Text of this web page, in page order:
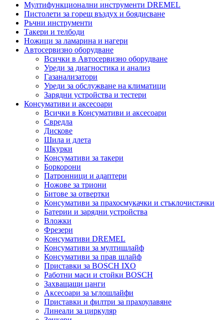
Мултифункционални инструменти DREMEL
Пистолети за горещ въздух и боядисване
Ръчни инструменти
Такери и телбоди
Ножици за ламарина и нагери
Автосервизно оборудване
Всички в Автосервизно оборудване
Уреди за диагностика и анализ
Газанализатори
Уреди за обслужване на климатици
Зарядни устройства и тестери
Консумативи и аксесоари
Всички в Консумативи и аксесоари
Свредла
Дискове
Шила и длета
Шкурки
Консумативи за такери
Боркорони
Патронници и адаптери
Ножове за триони
Битове за отвертки
Консумативи за прахосмукачки и стъклочистачки
Батерии и зарядни устройства
Вложки
Фрезери
Консумативи DREMEL
Консумативи за мултишлайф
Консумативи за прав шлайф
Приставки за BOSCH IXO
Работни маси и стойки BOSCH
Захващащи цанги
Аксесоари за ъглошлайфи
Приставки и филтри за прахоулавяне
Линеали за циркуляр